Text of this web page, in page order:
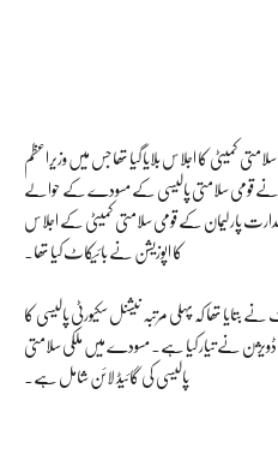
کمیٹی کا اجلاس بلایا گیا تھا جس میں وزیراعظم
نے قومی سلامتی پالیسی کے مسودے کے حوالے
پارلیمان کے قومی سلامتی کمیٹی کے اجلاس
کا اپوزیشن نے بائیکاٹ کیا تھا۔
تھا کہ پہلی مرتبہ نیشنل سکیورٹی پالیسی کا
ڈویژن نے تیار کیا ہے۔ مسودے میں ملکی سلامتی
پالیسی کی گائیڈ لائن شامل ہے۔